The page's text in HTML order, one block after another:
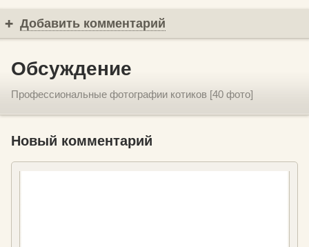
Добавить комментарий
Обсуждение
Профессиональные фотографии котиков [40 фото]
Новый комментарий